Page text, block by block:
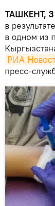
ТАШКЕНТ, 3
в
в одном из
РИА
пресс-